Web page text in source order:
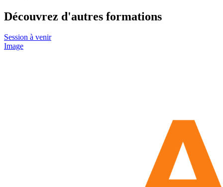
Découvrez d'autres formations
Session à venir
Image